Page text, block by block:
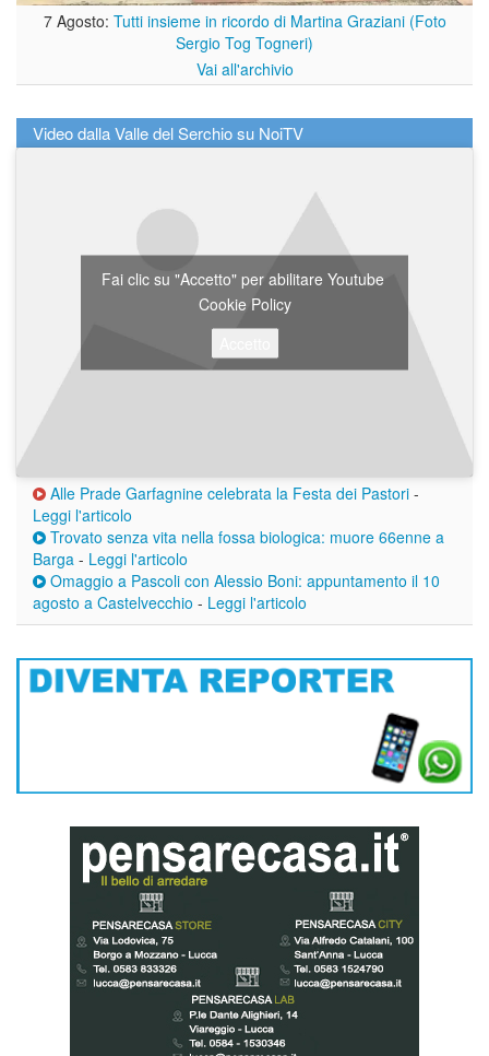
7 Agosto: Tutti insieme in ricordo di Martina Graziani (Foto
Sergio Tog Togneri)
Vai all'archivio
Video dalla Valle del Serchio su NoiTV
Fai clic su "Accetto" per abilitare Youtube
Cookie Policy
Alle Prade Garfagnine celebrata la Festa dei Pastori -
Leggi l'articolo
Trovato senza vita nella fossa biologica: muore 66enne a
Barga - Leggi l'articolo
Omaggio a Pascoli con Alessio Boni: appuntamento il 10
agosto a Castelvecchio - Leggi l'articolo